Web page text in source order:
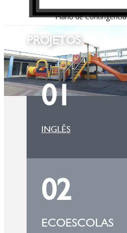
Plano de Contingência
PROJETOS
01
INGLÊS
02
ECOESCOLAS